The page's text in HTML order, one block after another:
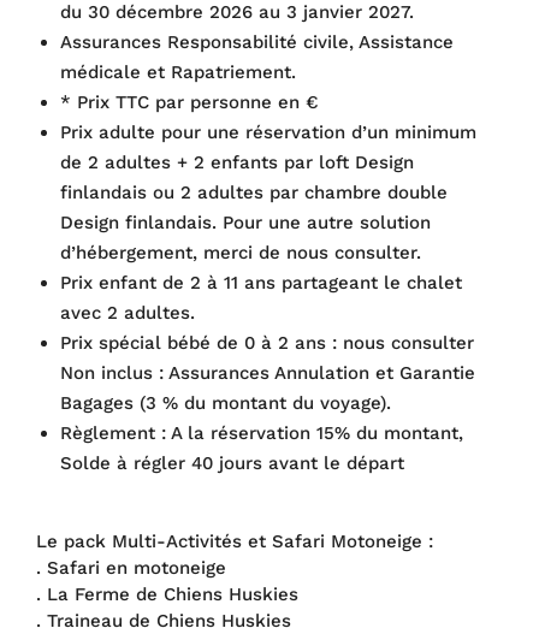
du 30 décembre 2026 au 3 janvier 2027.
Assurances Responsabilité civile, Assistance
médicale et Rapatriement.
* Prix TTC par personne en €
Prix adulte pour une réservation d’un minimum
de 2 adultes + 2 enfants par loft Design
finlandais ou 2 adultes par chambre double
Design finlandais. Pour une autre solution
d’hébergement, merci de nous consulter.
Prix enfant de 2 à 11 ans partageant le chalet
avec 2 adultes.
Prix spécial bébé de 0 à 2 ans : nous consulter
Non inclus : Assurances Annulation et Garantie
Bagages (3 % du montant du voyage).
Règlement : A la réservation 15% du montant,
Solde à régler 40 jours avant le départ
Le pack Multi-Activités et Safari Motoneige :
. Safari en motoneige
. La Ferme de Chiens Huskies
. Traineau de Chiens Huskies